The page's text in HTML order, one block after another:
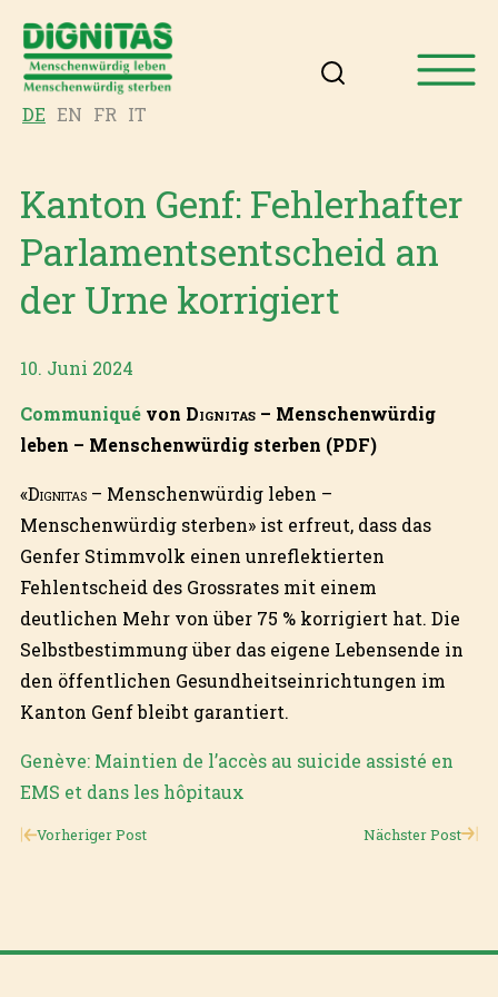
DE EN FR IT
Kanton Genf: Fehlerhafter
Parlamentsentscheid an
der Urne korrigiert
10. Juni 2024
Communiquévon Dignitas– Menschenwürdig
leben – Menschenwürdig sterben (PDF)
«Dignitas– Menschenwürdig leben –
Menschenwürdig sterben» ist erfreut, dass das
Genfer Stimmvolk einen unreflektierten
Fehlentscheid des Grossrates mit einem
deutlichen Mehr von über 75 % korrigiert hat. Die
Selbstbestimmung über das eigene Lebensende in
den öffentlichen Gesundheitseinrichtungen im
Kanton Genf bleibt garantiert.
Genève: Maintien de l’accès au suicide assisté en
EMS et dans les hôpitaux
Vorheriger Post Nächster Post